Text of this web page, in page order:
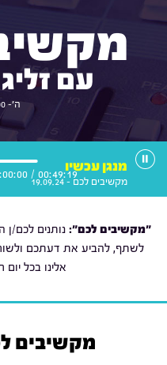
עם
ה'- 19:00-20:00
00:49:19
/
מנגן עכשיו
מקשיבים לכם - 19.09.24
"מקשיבים לכם": נותנים לכם/
לשתף, להביע את דעתכם
אלינו בכל יום
מקשיבים לכם -